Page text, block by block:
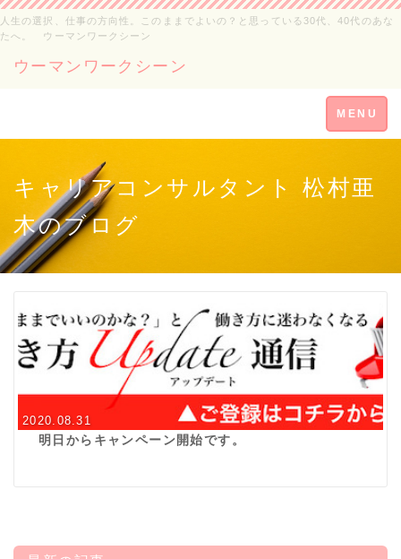
人生の選択、仕事の方向性。このままでよいの？と思っている30代、40代のあな
たへ。 ウーマンワークシーン
ウーマンワークシーン
Toggle
navigation
MENU
キャリアコンサルタント 松村亜
木のブログ
2020.08.31
明日からキャンペーン開始です。